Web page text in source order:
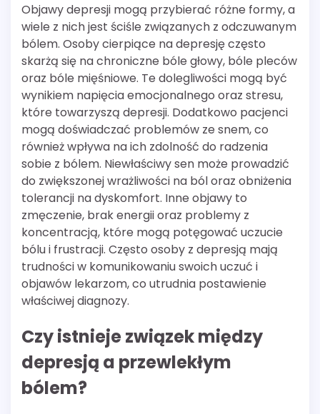
Objawy depresji mogą przybierać różne formy, a
wiele z nich jest ściśle związanych z odczuwanym
bólem. Osoby cierpiące na depresję często
skarżą się na chroniczne bóle głowy, bóle pleców
oraz bóle mięśniowe. Te dolegliwości mogą być
wynikiem napięcia emocjonalnego oraz stresu,
które towarzyszą depresji. Dodatkowo pacjenci
mogą doświadczać problemów ze snem, co
również wpływa na ich zdolność do radzenia
sobie z bólem. Niewłaściwy sen może prowadzić
do zwiększonej wrażliwości na ból oraz obniżenia
tolerancji na dyskomfort. Inne objawy to
zmęczenie, brak energii oraz problemy z
koncentracją, które mogą potęgować uczucie
bólu i frustracji. Często osoby z depresją mają
trudności w komunikowaniu swoich uczuć i
objawów lekarzom, co utrudnia postawienie
właściwej diagnozy.
Czy istnieje związek między
depresją a przewlekłym
bólem?